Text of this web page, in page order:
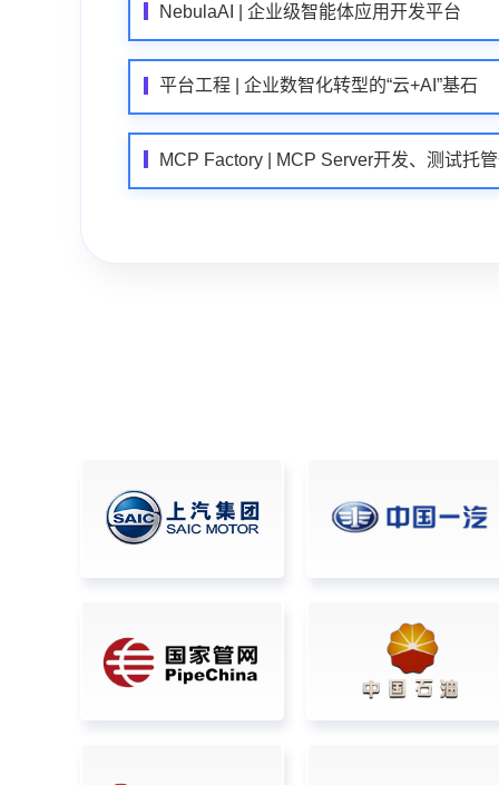
NebulaAI | 企业级智能体应用开发平台
平台工程 | 企业数智化转型的“云+AI”基石
MCP Factory | MCP Server开发、测试托